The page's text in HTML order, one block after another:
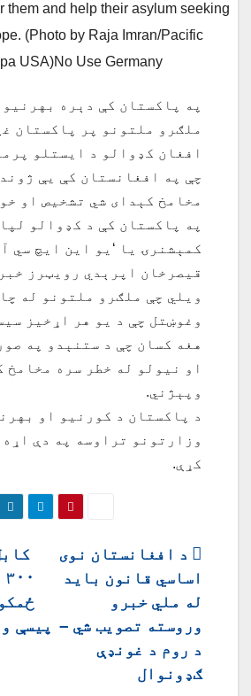
them and help their asylum seeking
(Photo by Raja Imran/Pacific
USA)No Use Germany.
په پاکستان کې دېره
ملګرو ملتونو پر پاکستان
افغان کډوالو د ایستلو
چې په افغانستان کې یې
مخامخ کېدای شي تشخیص او
په پاکستان کې د کډوالو
کمېشنرۍ یا ‘یو این ایچ سي
قیصرخان اپرېدي رویټرز
ویلي چې ملګرو ملتونو له
وغوښتل چې د یو هر اړخیز
هغه کسان چې د ستنېدو په
او نیولو له خطر سره مخامخ
وپېژني.
د پاکستان د کورنیو او
وزارتونو تراوسه په دې اړه
کړې.
ليکنه
چليدنه
پیسې
د افغانستان نوی
اساسي قانون باید
له ملي خبرو
وروسته تصویب شي –
د روم د غونډې
ګډونوال